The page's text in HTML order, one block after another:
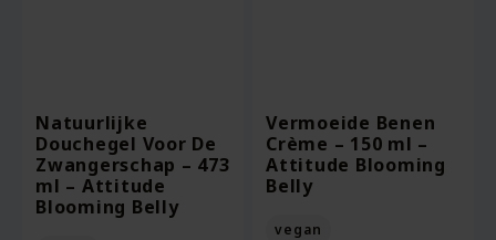
Natuurlijke
Douchegel Voor De
Zwangerschap – 473
ml – Attitude
Blooming Belly
Vermoeide Benen
Crème – 150 ml –
Attitude Blooming
Belly
vegan